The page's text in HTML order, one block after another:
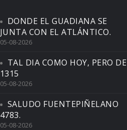
DONDE EL GUADIANA SE
JUNTA CON EL ATLÁNTICO.
05-08-2026
TAL DIA COMO HOY, PERO DE
1315
05-08-2026
SALUDO FUENTEPIÑELANO
4783.
05-08-2026